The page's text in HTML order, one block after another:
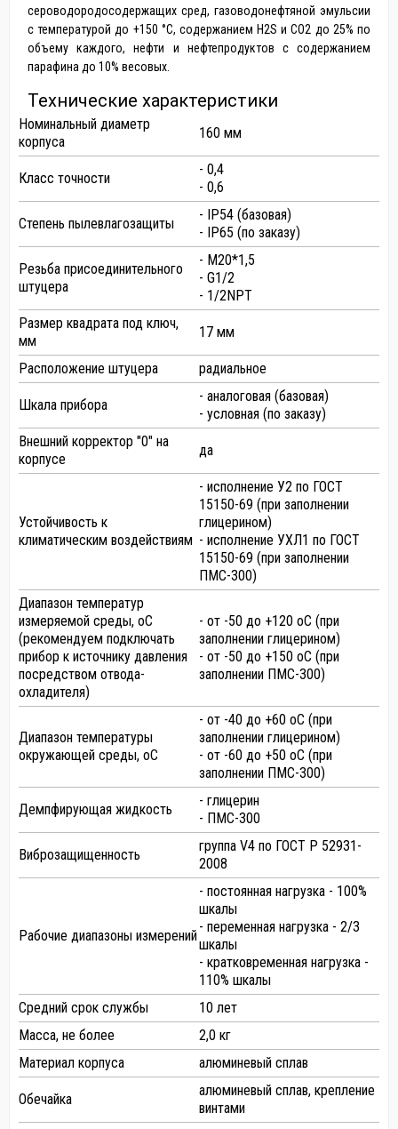
сероводородосодержащих сред, газоводонефтяной эмульсии
с температурой до +150 °С, содержанием Н2S и СO2 до 25% по
объему каждого, нефти и нефтепродуктов с содержанием
парафина до 10% весовых.
Технические характеристики
Номинальный диаметр
корпуса
160 мм
Класс точности
- 0,4
- 0,6
Степень пылевлагозащиты
- IP54 (базовая)
- IP65 (по заказу)
Резьба присоединительного
штуцера
- М20*1,5
- G1/2
- 1/2NPT
Размер квадрата под ключ,
мм
17 мм
Расположение штуцера радиальное
Шкала прибора
- аналоговая (базовая)
- условная (по заказу)
Внешний корректор "0" на
корпусе
да
Устойчивость к
климатическим воздействиям
- исполнение У2 по ГОСТ
15150-69 (при заполнении
глицерином)
- исполнение УХЛ1 по ГОСТ
15150-69 (при заполнении
ПМС-300)
Диапазон температур
измеряемой среды, оС
(рекомендуем подключать
прибор к источнику давления
посредством отвода-
охладителя)
- от -50 до +120 оС (при
заполнении глицерином)
- от -50 до +150 оС (при
заполнении ПМС-300)
Диапазон температуры
окружающей среды, оС
- от -40 до +60 оС (при
заполнении глицерином)
- от -60 до +50 оС (при
заполнении ПМС-300)
Демпфирующая жидкость
- глицерин
- ПМС-300
Виброзащищенность
группа V4 по ГОСТ Р 52931-
2008
Рабочие диапазоны измерений
- постоянная нагрузка - 100%
шкалы
- переменная нагрузка - 2/3
шкалы
- кратковременная нагрузка -
110% шкалы
Средний срок службы
10 лет
Масса, не более
2,0 кг
Материал корпуса
алюминевый сплав
Обечайка
алюминевый сплав, крепление
винтами